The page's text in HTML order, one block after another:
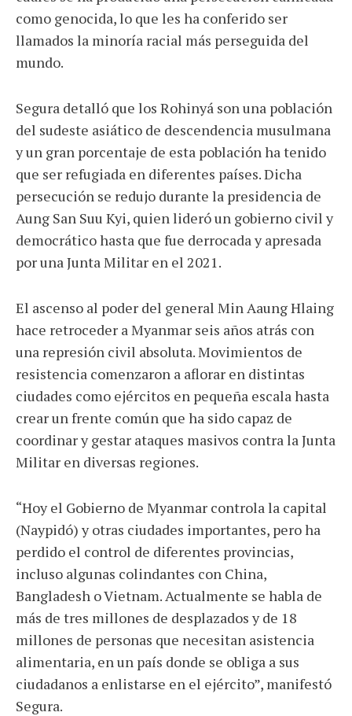
como genocida, lo que les ha conferido ser
llamados la minoría racial más perseguida del
mundo.
Segura detalló que los Rohinyá son una población
del sudeste asiático de descendencia musulmana
y un gran porcentaje de esta población ha tenido
que ser refugiada en diferentes países. Dicha
persecución se redujo durante la presidencia de
Aung San Suu Kyi, quien lideró un gobierno civil y
democrático hasta que fue derrocada y apresada
por una Junta Militar en el 2021.
El ascenso al poder del general Min Aaung Hlaing
hace retroceder a Myanmar seis años atrás con
una represión civil absoluta. Movimientos de
resistencia comenzaron a aflorar en distintas
ciudades como ejércitos en pequeña escala hasta
crear un frente común que ha sido capaz de
coordinar y gestar ataques masivos contra la Junta
Militar en diversas regiones.
“Hoy el Gobierno de Myanmar controla la capital
(Naypidó) y otras ciudades importantes, pero ha
perdido el control de diferentes provincias,
incluso algunas colindantes con China,
Bangladesh o Vietnam. Actualmente se habla de
más de tres millones de desplazados y de 18
millones de personas que necesitan asistencia
alimentaria, en un país donde se obliga a sus
ciudadanos a enlistarse en el ejército”, manifestó
Segura.